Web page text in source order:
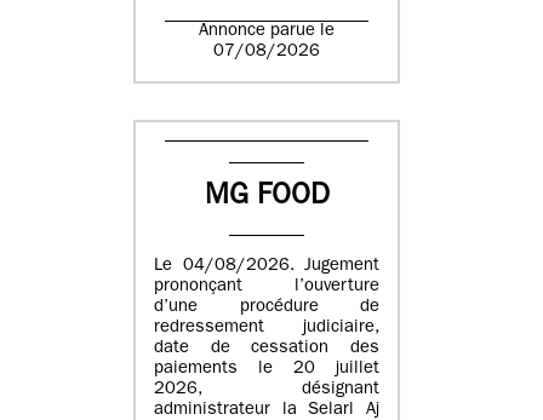
Annonce parue le
07/08/2026
MG FOOD
Le 04/08/2026. Jugement
prononçant l’ouverture
d’une procédure de
redressement judiciaire,
date de cessation des
paiements le 20 juillet
2026, désignant
administrateur la Selarl Aj